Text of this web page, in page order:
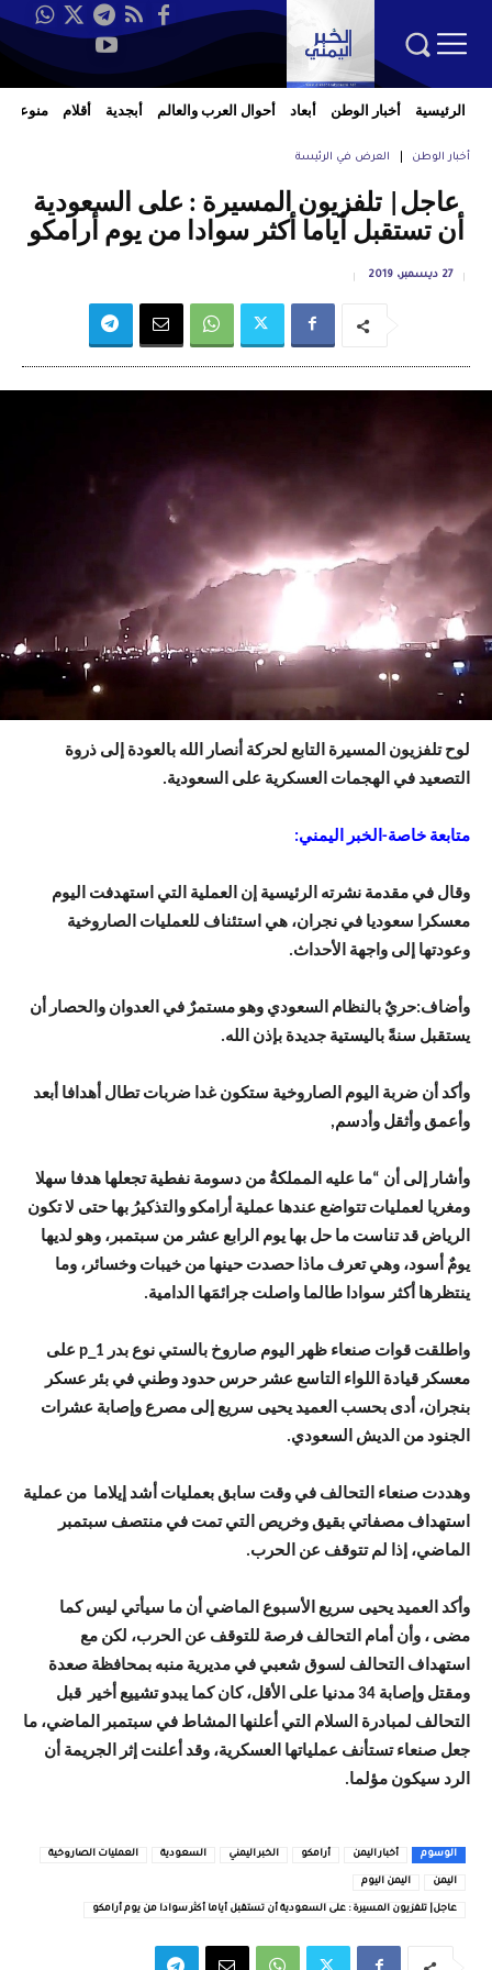
الرئيسية أخبار الوطن أبعاد أحوال العرب والعالم أبجدية أقلام منوعات
أخبار الوطن العرض في الرئيسة
عاجل| تلفزيون المسيرة : على السعودية
أن تستقبل أياما أكثر سوادا من يوم أرامكو
27 ديسمبر، 2019
لوح تلفزيون المسيرة التابع لحركة أنصار الله بالعودة إلى ذروة
التصعيد في الهجمات العسكرية على السعودية.
متابعة خاصة-الخبر اليمني:
وقال في مقدمة نشرته الرئيسية إن العملية التي استهدفت اليوم
معسكرا سعوديا في نجران، هي استئناف للعمليات الصاروخية
وعودتها إلى واجهة الأحداث.
وأضاف:حريٌ بالنظام السعودي وهو مستمرٌ في العدوان والحصار أن
يستقبل سنةً باليستية جديدة بإذن الله.
وأكد أن ضربة اليوم الصاروخية ستكون غدا ضربات تطال أهدافا أبعد
وأعمق وأثقل وأدسم,
وأشار إلى أن “ما عليه المملكةُ من دسومة نفطية تجعلها هدفا سهلا
ومغريا لعمليات تتواضع عندها عملية أرامكو والتذكيرُ بها حتى لا تكون
الرياض قد تناست ما حل بها يوم الرابع عشر من سبتمبر، وهو لديها
يومٌ أسود، وهي تعرف ماذا حصدت حينها من خيبات وخسائر، وما
ينتظرها أكثر سوادا طالما واصلت جرائمَها الدامية.
واطلقت قوات صنعاء ظهر اليوم صاروخ بالستي نوع بدر 1_p على
معسكر قيادة اللواء التاسع عشر حرس حدود وطني في بئر عسكر
بنجران، أدى بحسب العميد يحيى سريع إلى مصرع وإصابة عشرات
الجنود من الديش السعودي.
وهددت صنعاء التحالف في وقت سابق بعمليات أشد إيلاما من عملية
استهداف مصفاتي بقيق وخريص التي تمت في منتصف سبتمبر
الماضي، إذا لم تتوقف عن الحرب.
وأكد العميد يحيى سريع الأسبوع الماضي أن ما سيأتي ليس كما
مضى ، وأن أمام التحالف فرصة للتوقف عن الحرب، لكن مع
استهداف التحالف لسوق شعبي في مديرية منبه بمحافظة صعدة
ومقتل وإصابة 34 مدنيا على الأقل، كان كما يبدو تشييع أخير قبل
التحالف لمبادرة السلام التي أعلنها المشاط في سبتمبر الماضي، ما
جعل صنعاء تستأنف عملياتها العسكرية، وقد أعلنت إثر الجريمة أن
الرد سيكون مؤلما.
الوسوم أخبار اليمن أرامكو الخبر اليمني السعودية العمليات الصاروخية
اليمن اليمن اليوم
عاجل| تلفزيون المسيرة : على السعودية أن تستقبل أياما أكثر سوادا من يوم أرامكو